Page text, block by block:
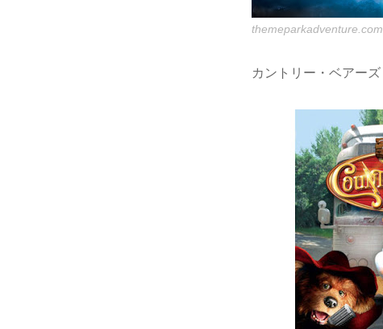
themeparkadventure.com
カントリー・ベアーズ